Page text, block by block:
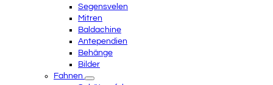
Segensvelen
Mitren
Baldachine
Antependien
Behänge
Bilder
Fahnen